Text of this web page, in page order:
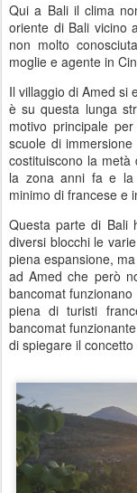
Qui a Bali il clima
oriente di Bali vicino
non molto
moglie e agente in
Il villaggio di Amed si
è su questa lunga
motivo principale
scuole di
costituiscono la
la zona anni fa e la
minimo di francese e
Questa parte di Bali
diversi blocchi le
piena espansione,
ad Amed che però
bancomat
piena di turisti
bancomat
di spiegare il